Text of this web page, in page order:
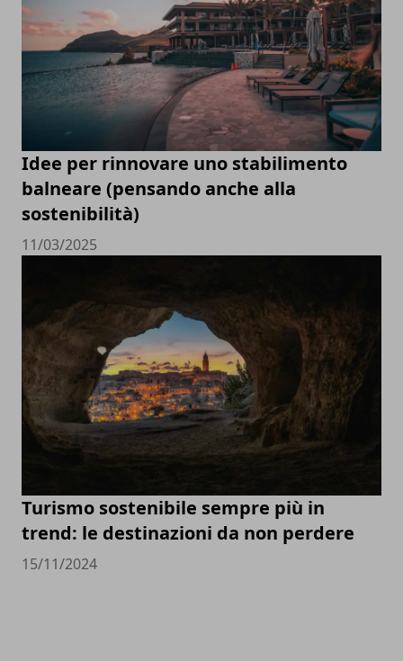
Idee per rinnovare uno stabilimento
balneare (pensando anche alla
sostenibilità)
11/03/2025
Turismo sostenibile sempre più in
trend: le destinazioni da non perdere
15/11/2024